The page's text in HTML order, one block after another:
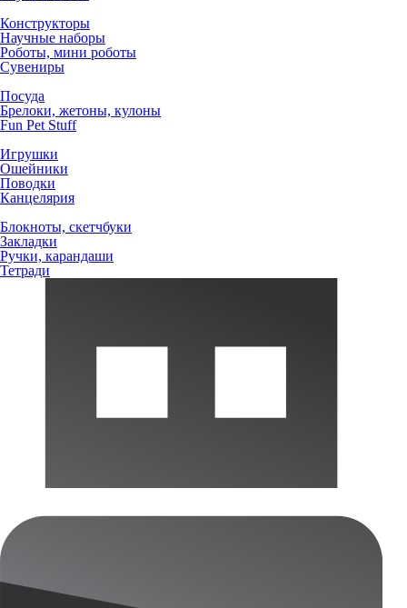
Конструкторы
Научные наборы
Роботы, мини роботы
Сувениры
Посуда
Брелоки, жетоны, кулоны
Fun Pet Stuff
Игрушки
Ошейники
Поводки
Канцелярия
Блокноты, скетчбуки
Закладки
Ручки, карандаши
Тетради